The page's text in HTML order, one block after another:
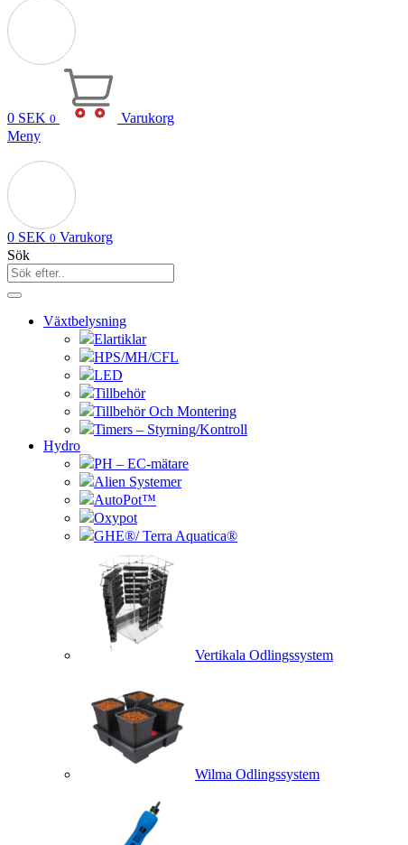
0 SEK 0
Varukorg
Meny
0 SEK 0 Varukorg
Sök
Växtbelysning
Elartiklar
HPS/MH/CFL
LED
Tillbehör
Tillbehör Och Montering
Timers – Styrning/Kontroll
Hydro
PH – EC-mätare
Alien Systemer
AutoPot™
Oxypot
GHE®/ Terra Aquatica®
Vertikala Odlingssystem
Wilma Odlingssystem